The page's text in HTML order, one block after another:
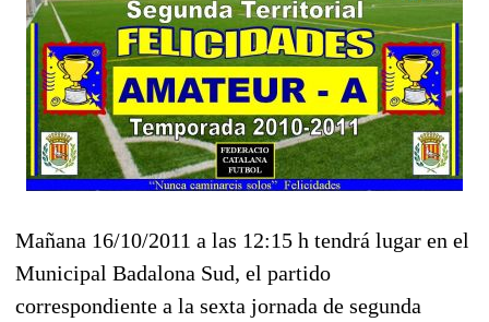
Mañana 16/10/2011 a las 12:15 h tendrá lugar en el
Municipal Badalona Sud, el partido
correspondiente a la sexta jornada de segunda